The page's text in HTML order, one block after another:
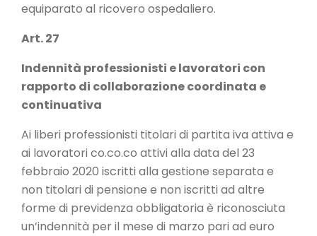
equiparato al ricovero ospedaliero.
Art. 27
Indennità professionisti e lavoratori con
rapporto di collaborazione coordinata e
continuativa
Ai liberi professionisti titolari di partita iva attiva e
ai lavoratori co.co.co attivi alla data del 23
febbraio 2020 iscritti alla gestione separata e
non titolari di pensione e non iscritti ad altre
forme di previdenza obbligatoria è riconosciuta
un’indennità per il mese di marzo pari ad euro